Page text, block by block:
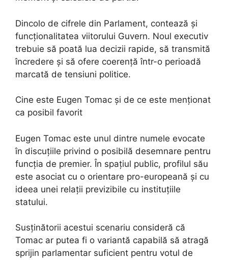
Dincolo de cifrele din Parlament, contează și
funcționalitatea viitorului Guvern. Noul executiv
trebuie să poată lua decizii rapide, să transmită
încredere și să ofere coerență într-o perioadă
marcată de tensiuni politice.
Cine este Eugen Tomac și de ce este menționat
ca posibil favorit
Eugen Tomac este unul dintre numele evocate
în discuțiile privind o posibilă desemnare pentru
funcția de premier. În spațiul public, profilul său
este asociat cu o orientare pro-europeană și cu
ideea unei relații previzibile cu instituțiile
statului.
Susținătorii acestui scenariu consideră că
Tomac ar putea fi o variantă capabilă să atragă
sprijin parlamentar suficient pentru votul de